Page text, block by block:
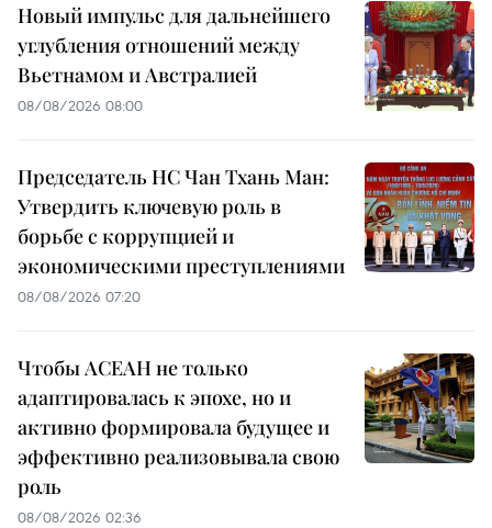
Новый импульс для дальнейшего
углубления отношений между
Вьетнамом и Австралией
08/08/2026 08:00
Председатель НС Чан Тхань Ман:
Утвердить ключевую роль в
борьбе с коррупцией и
экономическими преступлениями
08/08/2026 07:20
Чтобы АСЕАН не только
адаптировалась к эпохе, но и
активно формировала будущее и
эффективно реализовывала свою
роль
08/08/2026 02:36